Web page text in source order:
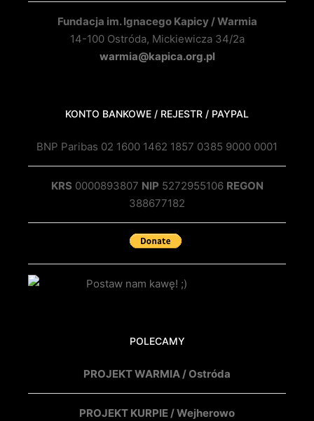
Fundacja im. Ignacego Kapicy / Warmia
14-100 Ostróda, Mickiewicza 34/2a
warmia@kapica.org.pl
KONTO BANKOWE / REJESTR / PAYPAL
BNP Paribas 02 1600 1462 1857 0385 9000 0001
KRS 0000893807 NIP 5272955106 REGON
388677182
POLECAMY
PROJEKT WARMIA / Ostróda
PROJEKT KURPIE / Wejherowo